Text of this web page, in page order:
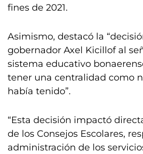
fines de 2021.
Asimismo, destacó la
gobernador Axel Kicillof al
sistema educativo
tener una centralidad como
había tenido”.
“Esta decisión impactó
de los Consejos Escolares,
administración de los